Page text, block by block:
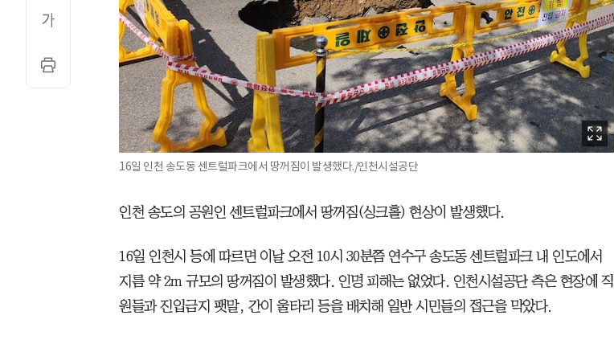
16일 인천 송도동 센트럴파크에서 땅꺼짐이 발생했다./인천시설공단
인천 송도의 공원인 센트럴파크에서 땅꺼짐(싱크홀) 현상이 발생했다.
16일 인천시 등에 따르면 이날 오전 10시 30분쯤 연수구 송도동 센트럴파크 내 인도에서
지름 약 2m 규모의 땅꺼짐이 발생했다. 인명 피해는 없었다. 인천시설공단 측은 현장에 직
원들과 진입금지 팻말, 간이 울타리 등을 배치해 일반 시민들의 접근을 막았다.